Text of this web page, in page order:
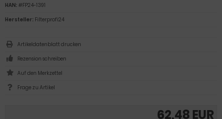
62,48 EUR
HAN: #FP24-1391
Hersteller: Filterprofi24
Artikeldatenblatt drucken
Rezension schreiben
Frage zu Artikel